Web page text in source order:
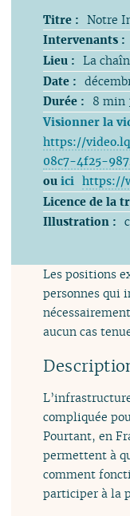
Titre : Notre
Intervenants :
Lieu : La
Date :
Durée :
8 min
Visionner la
https://
08c7-4f25-
ouici https://
Licence de la
Illustration :
Les positions
personnes qui
aucun cas
compliquée
Pourtant, en
permettent à
comment
participer à la